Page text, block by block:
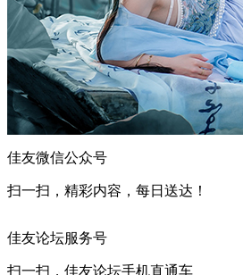
佳友微信公众号
扫一扫，精彩内容，每日送达！
佳友论坛服务号
扫一扫，佳友论坛手机直通车